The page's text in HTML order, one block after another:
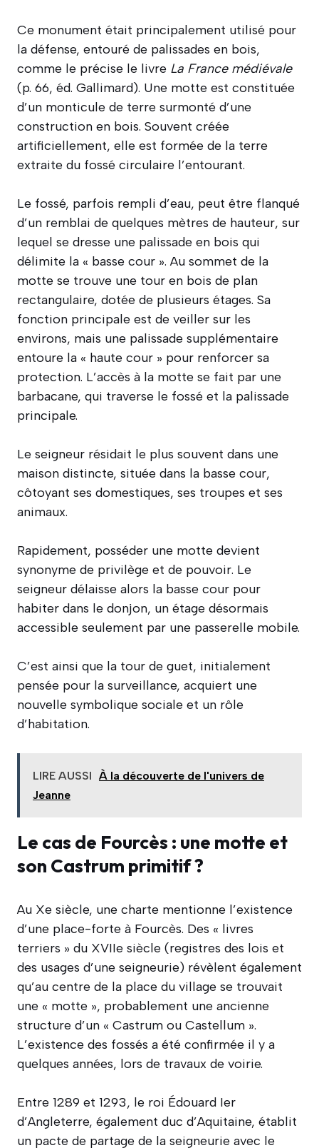
Ce monument était principalement utilisé pour
la défense, entouré de palissades en bois,
comme le précise le livre La France médiévale
(p. 66, éd. Gallimard). Une motte est constituée
d’un monticule de terre surmonté d’une
construction en bois. Souvent créée
artificiellement, elle est formée de la terre
extraite du fossé circulaire l’entourant.
Le fossé, parfois rempli d’eau, peut être flanqué
d’un remblai de quelques mètres de hauteur, sur
lequel se dresse une palissade en bois qui
délimite la « basse cour ». Au sommet de la
motte se trouve une tour en bois de plan
rectangulaire, dotée de plusieurs étages. Sa
fonction principale est de veiller sur les
environs, mais une palissade supplémentaire
entoure la « haute cour » pour renforcer sa
protection. L’accès à la motte se fait par une
barbacane, qui traverse le fossé et la palissade
principale.
Le seigneur résidait le plus souvent dans une
maison distincte, située dans la basse cour,
côtoyant ses domestiques, ses troupes et ses
animaux.
Rapidement, posséder une motte devient
synonyme de privilège et de pouvoir. Le
seigneur délaisse alors la basse cour pour
habiter dans le donjon, un étage désormais
accessible seulement par une passerelle mobile.
C’est ainsi que la tour de guet, initialement
pensée pour la surveillance, acquiert une
nouvelle symbolique sociale et un rôle
d’habitation.
LIRE AUSSI À la découverte de l'univers de
Jeanne
Le cas de Fourcès : une motte et
son Castrum primitif ?
Au Xe siècle, une charte mentionne l’existence
d’une place-forte à Fourcès. Des « livres
terriers » du XVIIe siècle (registres des lois et
des usages d’une seigneurie) révèlent également
qu’au centre de la place du village se trouvait
une « motte », probablement une ancienne
structure d’un « Castrum ou Castellum ».
L’existence des fossés a été confirmée il y a
quelques années, lors de travaux de voirie.
Entre 1289 et 1293, le roi Édouard Ier
d’Angleterre, également duc d’Aquitaine, établit
un pacte de partage de la seigneurie avec le